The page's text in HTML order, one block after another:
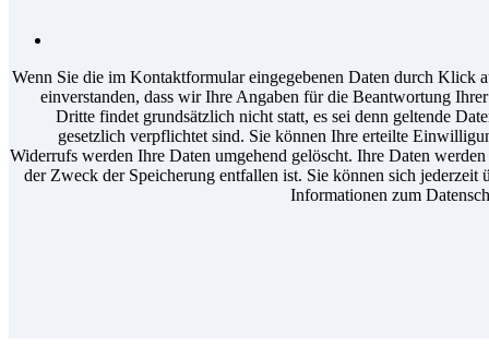
Wenn Sie die im Kontaktformular eingegebenen Daten durch Klick
einverstanden, dass wir Ihre Angaben für die Beantwortung
Dritte findet grundsätzlich nicht statt, es sei denn geltende
gesetzlich verpflichtet sind. Sie können Ihre erteilte
Widerrufs werden Ihre Daten umgehend gelöscht. Ihre Daten
der Zweck der Speicherung entfallen ist. Sie können sich
Informationen zum